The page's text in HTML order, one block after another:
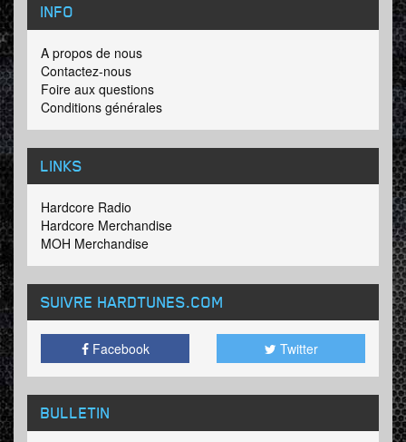
INFO
A propos de nous
Contactez-nous
Foire aux questions
Conditions générales
LINKS
Hardcore Radio
Hardcore Merchandise
MOH Merchandise
SUIVRE HARDTUNES.COM
Facebook Twitter
BULLETIN